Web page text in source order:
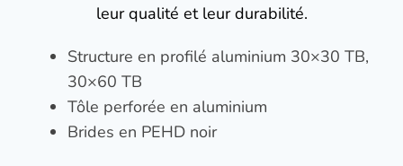
leur qualité et leur durabilité.
Structure en profilé aluminium 30×30 TB,
30×60 TB
Tôle perforée en aluminium
Brides en PEHD noir